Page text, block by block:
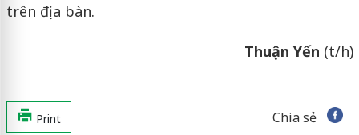
trên địa bàn.
Thuận Yến (t/h)
Print Chia sẻ